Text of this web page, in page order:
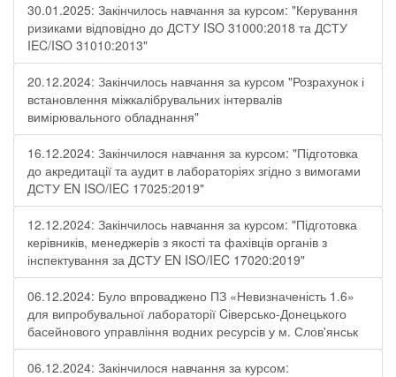
30.01.2025: Закінчилось навчання за курсом: "Керування
ризиками відповідно до ДСТУ ISO 31000:2018 та ДСТУ
IEC/ISO 31010:2013"
20.12.2024: Закінчилось навчання за курсом "Розрахунок і
встановлення міжкалібрувальних інтервалів
вимірювального обладнання"
16.12.2024: Закінчилося навчання за курсом: "Підготовка
до акредитації та аудит в лабораторіях згідно з вимогами
ДСТУ EN ISO/IEC 17025:2019"
12.12.2024: Закінчилось навчання за курсом: "Підготовка
керівників, менеджерів з якості та фахівців органів з
інспектування за ДСТУ EN ISO/IEC 17020:2019"
06.12.2024: Було впроваджено ПЗ «Невизначеність 1.6»
для випробувальної лабораторії Cіверсько-Донецького
басейнового управління водних ресурсів у м. Слов'янськ
06.12.2024: Закінчилося навчання за курсом: